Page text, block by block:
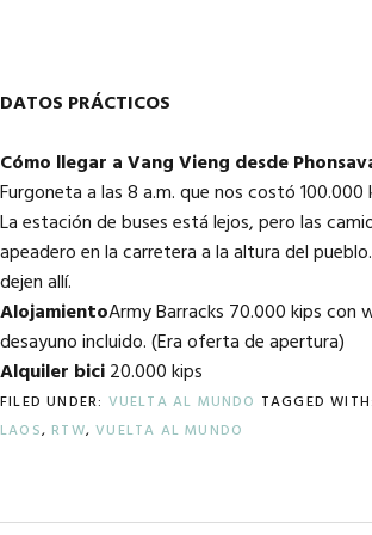
DATOS PRÁCTICOS
Cómo llegar a Vang Vieng desde
Furgoneta a las 8 a.m. que nos costó 100.000
La estación de buses está lejos, pero las
apeadero en la carretera a la altura del
dejen allí.
AlojamientoArmy Barracks 70.000 kips con
desayuno incluido. (Era oferta de apertura)
Alquiler bici20.000 kips
FILED UNDER: VUELTA AL MUNDO TAGGED WITH:
LAOS, RTW,VUELTA AL MUNDO